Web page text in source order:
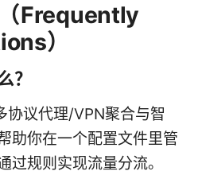
Frequently
）
？
议代理/VPN聚合与智
助你在一个配置文件里管
过规则实现流量分流。